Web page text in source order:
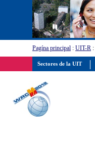
Pagína principal : UIT-R :
Sectores de la UIT